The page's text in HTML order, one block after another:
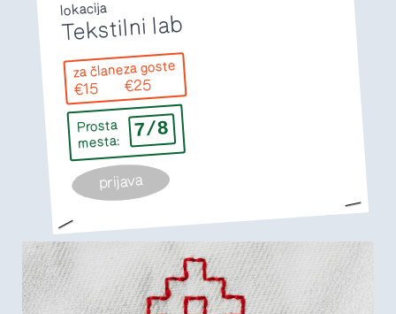
lokacija
Tekstilni lab
za člane
€15
za goste
€25
Prosta
mesta: 7/8
prijava